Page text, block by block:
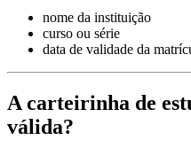
nome da instituição
curso ou série
data de validade da
A carteirinha de
válida?